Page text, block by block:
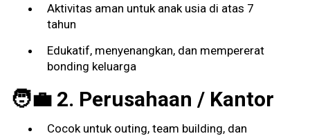
Aktivitas aman untuk anak usia di atas 7
tahun
Edukatif, menyenangkan, dan mempererat
bonding keluarga
🧑‍💼 2. Perusahaan / Kantor
Cocok untuk outing, team building, dan